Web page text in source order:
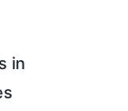
in